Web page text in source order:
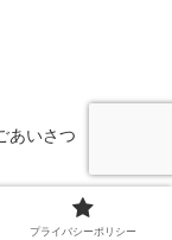
あいさつ
Rights Reserved.
プライバシーポリシー